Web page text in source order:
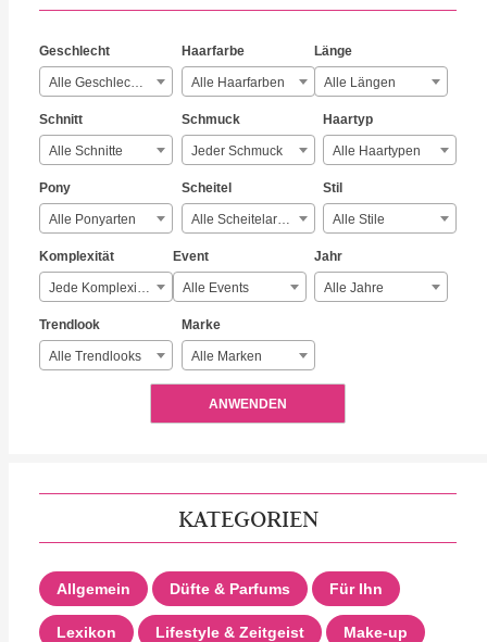
Geschlecht
Alle Geschlechter
Haarfarbe
Alle Haarfarben
Länge
Alle Längen
Schnitt
Alle Schnitte
Schmuck
Jeder Schmuck
Haartyp
Alle Haartypen
Pony
Alle Ponyarten
Scheitel
Alle Scheitelarten
Stil
Alle Stile
Komplexität
Jede Komplexität
Event
Alle Events
Jahr
Alle Jahre
Trendlook
Alle Trendlooks
Marke
Alle Marken
ANWENDEN
KATEGORIEN
Allgemein Düfte & Parfums Für Ihn
Lexikon Lifestyle & Zeitgeist Make-up